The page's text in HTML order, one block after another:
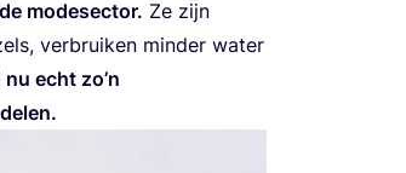
mode­sec­tor. Ze zijn
ver­brui­ken min­der water
nu echt zo’n